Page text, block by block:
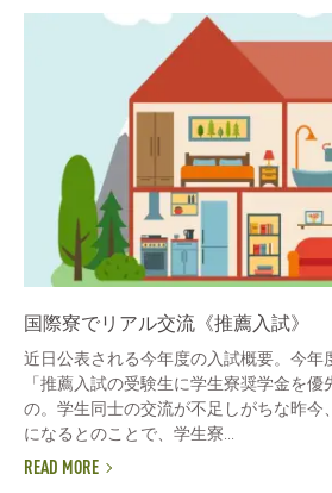
国際寮でリアル交流《推薦入試》
近日公表される今年度の入試概要。今年
「推薦入試の受験生に学生寮奨学金を
の。学生同士の交流が不足しがちな昨今
になるとのことで、学生寮...
READ MORE